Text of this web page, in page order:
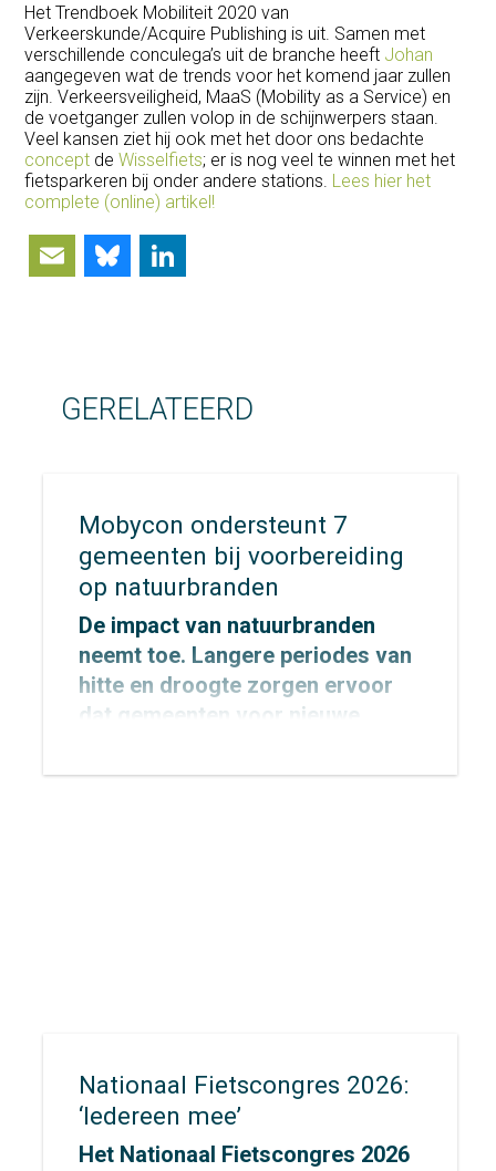
Het Trendboek Mobiliteit 2020 van
Verkeerskunde/Acquire Publishing is uit. Samen met
verschillende conculega’s uit de branche heeft Johan
aangegeven wat de trends voor het komend jaar zullen
zijn. Verkeersveiligheid, MaaS (Mobility as a Service) en
de voetganger zullen volop in de schijnwerpers staan.
Veel kansen ziet hij ook met het door ons bedachte
concept deWisselfiets; er is nog veel te winnen met het
fietsparkeren bij onder andere stations. Lees hier het
complete (online) artikel!
EmailBluesky
GERELATEERD
Mobycon ondersteunt 7
gemeenten bij voorbereiding
op natuurbranden
De impact van natuurbranden
neemt toe. Langere periodes van
hitte en droogte zorgen ervoor
dat gemeenten voor nieuwe
het gebied van veiligheid,
Nationaal Fietscongres 2026:
‘Iedereen mee’
Het Nationaal Fietscongres 2026